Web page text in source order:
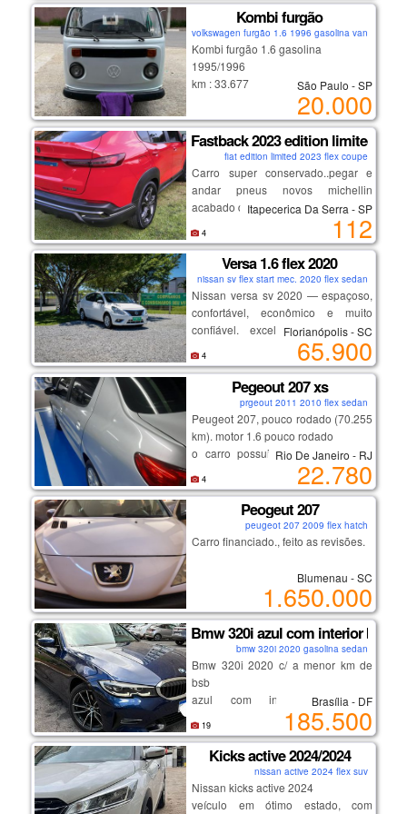
rodas de liga, ajuste de bancos,
multimídia e muito mais...
segundo dono, nota de zero,
cautelar 100% sem repintura.
oportunidade de adquirir o melhor
da região, confira!
_______________________
Kombi furgão
volkswagen furgão 1.6 1996 gasolina van
Kombi furgão 1.6 gasolina
1995/1996
km : 33.677
km original, pneus em bom estado,
funcionando.
com troca recente da bateria, tanque
e limpeza completa da carburação
São Paulo - SP
20.000
Fastback 2023 edition limited
fiat edition limited 2023 flex coupe
Carro super conservado..pegar e
andar pneus novos michellin
acabado de trocar.
carro de olhar e se apaixonar
aceito troca somente por montana
rsbranca 2024 ou 2025 fora isso
somente venda
Itapecerica Da Serra - SP
112
4
Versa 1.6 flex 2020
nissan sv flex start mec. 2020 flex sedan
Nissan versa sv 2020 — espaçoso,
confortável, econômico e muito
confiável. excelente opção para
família, aplicativo ou quem busca
um sedã completo com baixo custo
de manutenção.
destaques:
motor 1.6 forte e econômico
excelente espaço interno e porta-
malas
conforto e dirigibilidade
manutenção em dia
carro impecável, sem detalhes
Florianópolis - SC
65.900
4
Pegeout 207 xs
prgeout 2011 2010 flex sedan
Peugeot 207, pouco rodado (70.255
km). motor 1.6 pouco rodado
o carro possui ar condicionado e
vidros e travas elétricas.
além disso, está com ipva pago,
trazendo ainda mais tranquilidade
ao novo proprietário, carro de
garagem coberta, uso familiaar.
Rio De Janeiro - RJ
22.780
4
Peogeut 207
peugeot 207 2009 flex hatch
Carro financiado., feito as revisões.
Blumenau - SC
1.650.000
Bmw 320i azul com interior bege
bmw 320i 2020 gasolina sedan
Bmw 320i 2020 c/ a menor km de
bsb
azul com interior bege, a
configuração mais desejada
pintura extremamente conservada
interior impecável
2 pneus novos - firestone f-700
pastilhas de freio traseiras novas
Brasília - DF
185.500
19
Kicks active 2024/2024
nissan active 2024 flex suv
Nissan kicks active 2024
veículo em ótimo estado, com